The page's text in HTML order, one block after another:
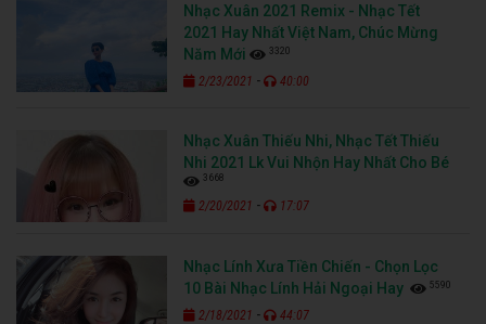
Nhạc Xuân 2021 Remix - Nhạc Tết
2021 Hay Nhất Việt Nam, Chúc Mừng
Năm Mới
3320
2/23/2021 - 40:00
Nhạc Xuân Thiếu Nhi, Nhạc Tết Thiếu
Nhi 2021 Lk Vui Nhộn Hay Nhất Cho Bé
3668
2/20/2021 - 17:07
Nhạc Lính Xưa Tiền Chiến - Chọn Lọc
10 Bài Nhạc Lính Hải Ngoại Hay
5590
2/18/2021 - 44:07